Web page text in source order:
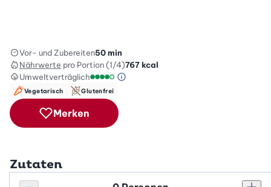
Vor- und Zubereiten50 min
Nährwerte pro Portion (1/4)767kcal
Umweltverträglich
Green Betty Skala Info
Vegetarisch Glutenfrei
Merken
Zutaten